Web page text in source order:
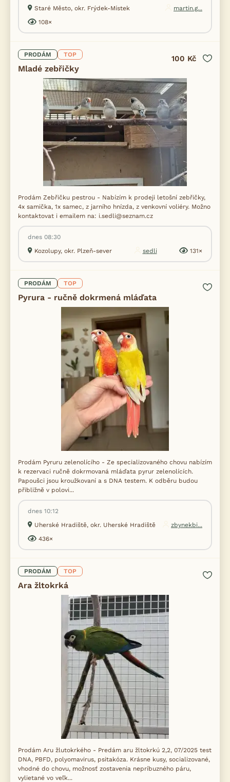
Staré Město, okr. Frýdek-Místek
martin.g...
108×
PRODÁM TOP
Mladé zebřičky
100 Kč
Prodám Zebřičku pestrou - Nabízím k prodeji letošní zebřičky,
4x samička, 1x samec, z jarního hnízda, z venkovní voliéry. Možno
kontaktovat i emailem na: i.sedli@seznam.cz
dnes 08:30
Kozolupy, okr. Plzeň-sever
sedli 131×
PRODÁM TOP
Pyrura - ručně dokrmená mláďata
Prodám Pyruru zelenolícího - Ze specializovaného chovu nabízím
k rezervaci ručně dokrmovaná mláďata pyrur zelenolících.
Papoušci jsou kroužkovaní a s DNA testem. K odběru budou
přibližně v polovi...
dnes 10:12
Uherské Hradiště, okr. Uherské Hradiště
zbynekbi...
436×
PRODÁM TOP
Ara žltokrká
Prodám Aru žlutokrkého - Predám aru žltokrkú 2,2, 07/2025 test
DNA, PBFD, polyomavirus, psitakóza. Krásne kusy, socializované,
vhodné do chovu, možnosť zostavenia nepríbuzného páru,
vylietané vo veľk...